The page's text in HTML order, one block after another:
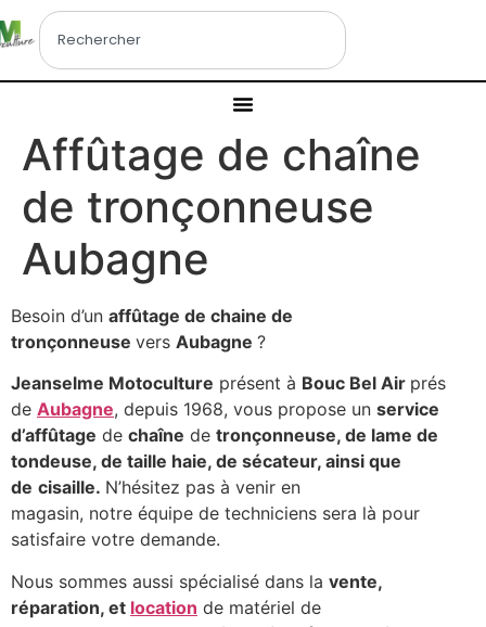
Affûtage de chaîne
de tronçonneuse
Aubagne
Besoin d’un affûtage de chaine de
tronçonneuse vers Aubagne ?
Jeanselme Motoculture présent à Bouc Bel Air prés
de Aubagne, depuis 1968, vous propose un service
d’affûtage de chaîne de tronçonneuse, de lame de
tondeuse, de taille haie, de sécateur, ainsi que
de cisaille. N’hésitez pas à venir en
magasin, notre équipe de techniciens sera là pour
satisfaire votre demande.
Nous sommes aussi spécialisé dans la vente,
réparation, et location de matériel de